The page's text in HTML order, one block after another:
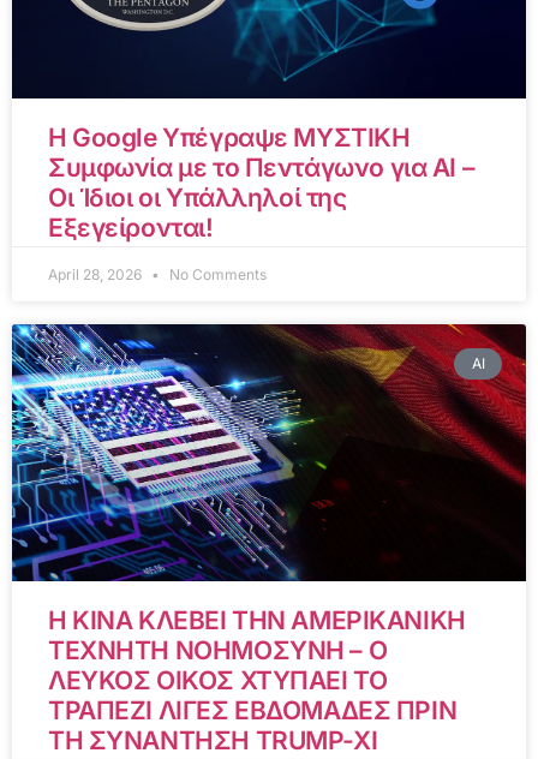
Η Google Υπέγραψε ΜΥΣΤΙΚΗ
Συμφωνία με το Πεντάγωνο για AI –
Οι Ίδιοι οι Υπάλληλοί της
Εξεγείρονται!
April 28, 2026 No Comments
AI
Η ΚΙΝΑ ΚΛΕΒΕΙ ΤΗΝ ΑΜΕΡΙΚΑΝΙΚΗ
ΤΕΧΝΗΤΗ ΝΟΗΜΟΣΥΝΗ – Ο
ΛΕΥΚΟΣ ΟΙΚΟΣ ΧΤΥΠΑΕΙ ΤΟ
ΤΡΑΠΕΖΙ ΛΙΓΕΣ ΕΒΔΟΜΑΔΕΣ ΠΡΙΝ
ΤΗ ΣΥΝΑΝΤΗΣΗ TRUMP-XI